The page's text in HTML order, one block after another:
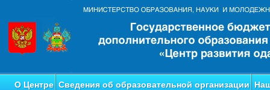
О Центре Сведения об образовательной организации